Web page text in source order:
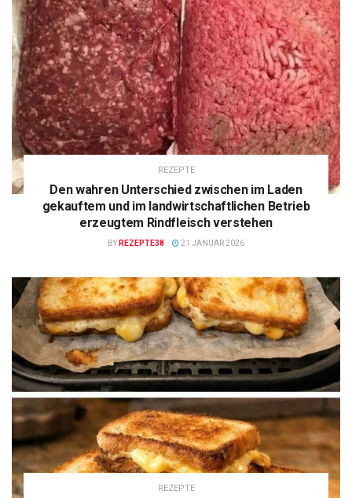
REZEPTE
Den wahren Unterschied zwischen im Laden
gekauftem und im landwirtschaftlichen Betrieb
erzeugtem Rindfleisch verstehen
BY REZEPTE38 21 JANUAR 2026
REZEPTE